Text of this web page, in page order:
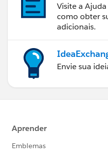
Visite a
como obter
adicionais.
Envie sua